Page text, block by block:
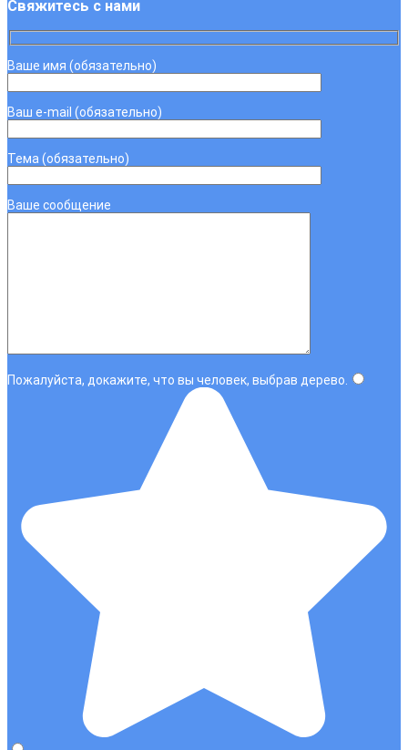
Свяжитесь с нами
Ваше имя (обязательно)
Ваш e-mail (обязательно)
Тема (обязательно)
Ваше сообщение
Пожалуйста, докажите, что вы человек, выбрав дерево.